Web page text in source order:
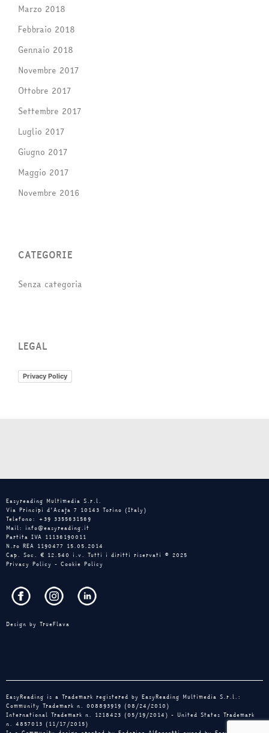
Marzo 2018
Febbraio 2018
Gennaio 2018
Novembre 2017
Ottobre 2017
Settembre 2017
Luglio 2017
Giugno 2017
Maggio 2017
Novembre 2016
CATEGORIE
Senza categoria
LEGAL
Privacy Policy
Easyreading Multimedia S.r.l.
Via Principi d’Acaja 7 10143 Torino (Italy)
Telefono: +39 3355631569
Mail: info@easyreading.it
Partita IVA 11136190011
N.ro REA 1190477 15.05.2014
Cap. Soc. € 12.540 i.v. Tutti i diritti riservati © 2025
Privacy Policy - Cookie Policy
Design by TrueFlava
EasyReading is a Trademark registered by EasyReading Multimedia S.r.l.:
Community Trademark n. 008893919 (08/24/2010)
International Trademark n. 1218423 (05/19/2014) - United States Trademark
n. 4857013 (11/17/2015)